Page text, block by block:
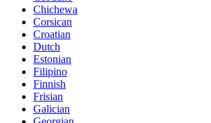
Chichewa
Corsican
Croatian
Dutch
Estonian
Filipino
Finnish
Frisian
Galician